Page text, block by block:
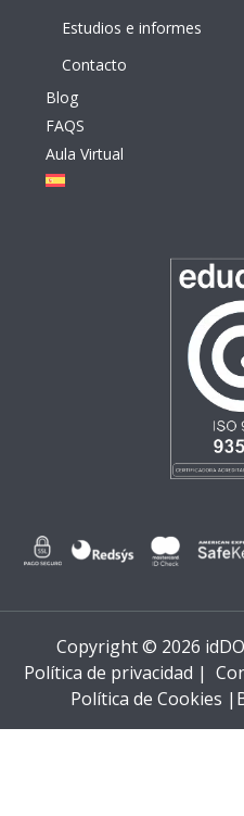
Estudios e informes
Contacto
Blog
FAQS
Aula Virtual
Copyright © 2026
Política de privacidad |
Política de Cookies |